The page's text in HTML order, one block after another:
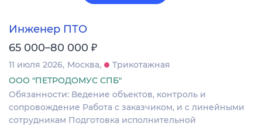
Инженер ПТО
65 000–80 000 ₽
11 июля 2026 Москва
Трикотажная
ООО "ПЕТРОДОМУС СПБ"
Обязанности: Ведение объектов, контроль и
сопровождение Работа с заказчиком, и с линейными
сотрудникам Подготовка исполнительной